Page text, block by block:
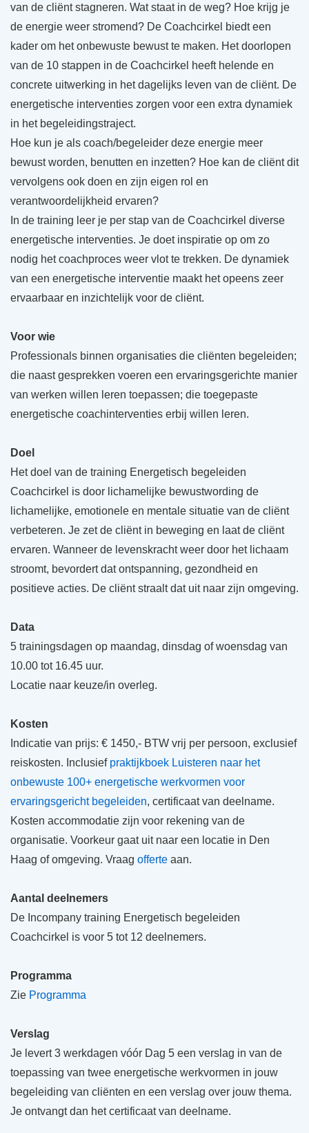
van de cliënt stagneren. Wat staat in de weg? Hoe krijg je
de energie weer stromend? De Coachcirkel biedt een
kader om het onbewuste bewust te maken. Het doorlopen
van de 10 stappen in de Coachcirkel heeft helende en
concrete uitwerking in het dagelijks leven van de cliënt. De
energetische interventies zorgen voor een extra dynamiek
in het begeleidingstraject.
Hoe kun je als coach/begeleider deze energie meer
bewust worden, benutten en inzetten? Hoe kan de cliënt dit
vervolgens ook doen en zijn eigen rol en
verantwoordelijkheid ervaren?
In de training leer je per stap van de Coachcirkel diverse
energetische interventies. Je doet inspiratie op om zo
nodig het coachproces weer vlot te trekken. De dynamiek
van een energetische interventie maakt het opeens zeer
ervaarbaar en inzichtelijk voor de cliënt.
Voor wie
Professionals binnen organisaties die cliënten begeleiden;
die naast gesprekken voeren een ervaringsgerichte manier
van werken willen leren toepassen; die toegepaste
energetische coachinterventies erbij willen leren.
Doel
Het doel van de training Energetisch begeleiden
Coachcirkel is door lichamelijke bewustwording de
lichamelijke, emotionele en mentale situatie van de cliënt
verbeteren. Je zet de cliënt in beweging en laat de cliënt
ervaren. Wanneer de levenskracht weer door het lichaam
stroomt, bevordert dat ontspanning, gezondheid en
positieve acties. De cliënt straalt dat uit naar zijn omgeving.
Data
5 trainingsdagen op maandag, dinsdag of woensdag van
10.00 tot 16.45 uur.
Locatie naar keuze/in overleg.
Kosten
Indicatie van prijs: € 1450,- BTW vrij per persoon, exclusief
reiskosten. Inclusief praktijkboek Luisteren naar het
onbewuste 100+ energetische werkvormen voor
ervaringsgericht begeleiden, certificaat van deelname.
Kosten accommodatie zijn voor rekening van de
organisatie. Voorkeur gaat uit naar een locatie in Den
Haag of omgeving. Vraag offerte aan.
Aantal deelnemers
De Incompany training Energetisch begeleiden
Coachcirkel is voor 5 tot 12 deelnemers.
Programma
Zie Programma
Verslag
Je levert 3 werkdagen vóór Dag 5 een verslag in van de
toepassing van twee energetische werkvormen in jouw
begeleiding van cliënten en een verslag over jouw thema.
Je ontvangt dan het certificaat van deelname.